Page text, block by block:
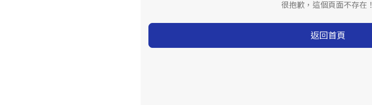
很抱歉，這個頁面不存在！
返回首頁